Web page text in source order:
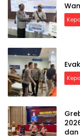
dan